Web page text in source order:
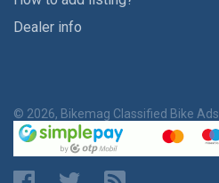
Dealer info
© 2026, Bikemag Classified Bike Ads